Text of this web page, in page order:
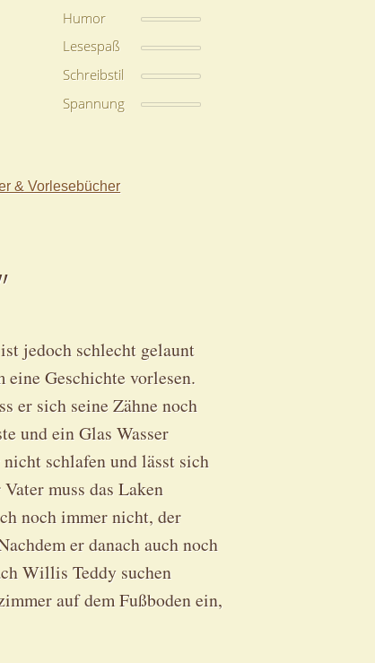
Humor
Lesespaß
Schreibstil
Spannung
& Vorlesebücher
jedoch schlecht gelaunt
Geschichte vorlesen.
er sich seine Zähne noch
und ein Glas Wasser
schlafen und lässt sich
muss das Laken
noch immer nicht, der
er danach auch noch
Willis Teddy suchen
auf dem Fußboden ein,